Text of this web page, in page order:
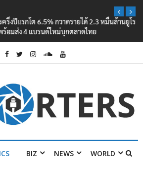
รึ่งปีแรกโต 6.5% กวาดรายได้ 2.3 หมื่นล้านยูโร
ร้อมส่ง 4 แบรนด์ใหม่บุกตลาดไทย
BIZ NEWS WORLD